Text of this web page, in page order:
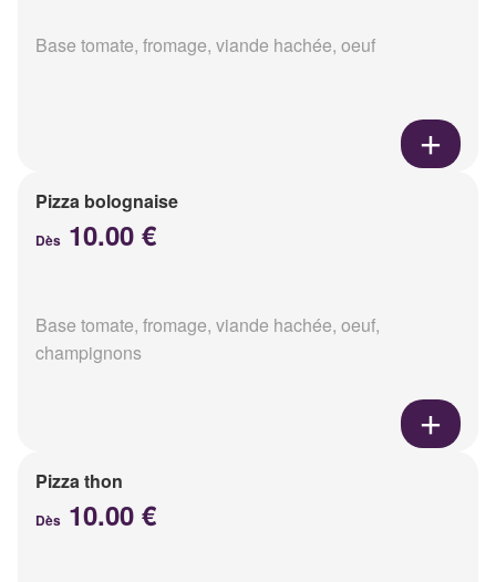
Base tomate, fromage, viande hachée, oeuf
Pizza bolognaise
Dès 10.00 €
Base tomate, fromage, viande hachée, oeuf,
champignons
Pizza thon
Dès 10.00 €